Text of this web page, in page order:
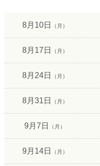
8月10日 （月）
8月17日 （月）
8月24日 （月）
8月31日 （月）
9月7日 （月）
9月14日 （月）